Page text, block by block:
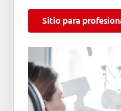
Sitio para